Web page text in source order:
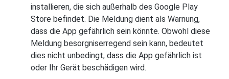
installieren, die sich außerhalb des Google Play
Store befindet. Die Meldung dient als Warnung,
dass die App gefährlich sein könnte. Obwohl diese
Meldung besorgniserregend sein kann, bedeutet
dies nicht unbedingt, dass die App gefährlich ist
oder Ihr Gerät beschädigen wird.